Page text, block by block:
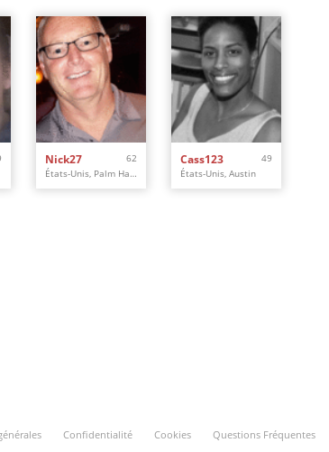
Nick27
62
États-Unis, Palm Harbor
Cass123
49
États-Unis, Austin
Confidentialité Cookies Questions Fréquentes